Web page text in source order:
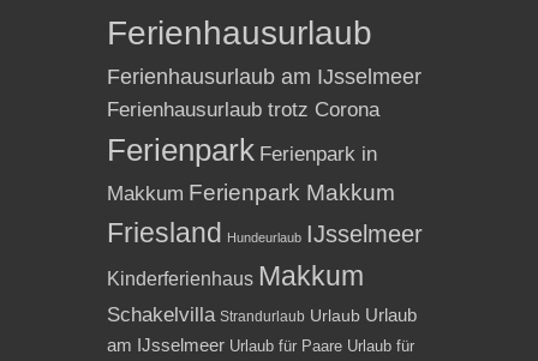
Ferienhausurlaub
Ferienhausurlaub am IJsselmeer
Ferienhausurlaub trotz Corona
Ferienpark Ferienpark in
Makkum Ferienpark Makkum
Friesland Hundeurlaub IJsselmeer
Kinderferienhaus Makkum
Schakelvilla Strandurlaub Urlaub Urlaub
am IJsselmeer Urlaub für Paare Urlaub für